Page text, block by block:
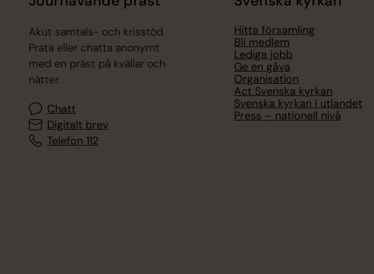
Akut samtals- och krisstöd.
Prata eller chatta anonymt
med en präst på kvällar och
nätter.
Chatt
Digitalt brev
Telefon 112
Hitta församling
Bli medlem
Lediga jobb
Ge en gåva
Organisation
Act Svenska kyrkan
Svenska kyrkan i utlandet
Press – nationell nivå